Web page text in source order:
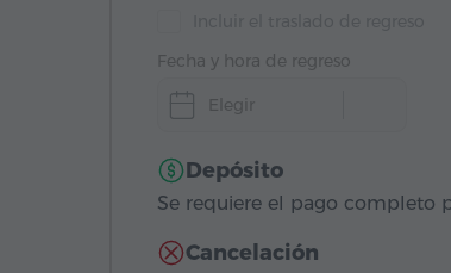
Fecha y hora de regreso
Elegir
Depósito
Se requiere el pago completo
Cancelación